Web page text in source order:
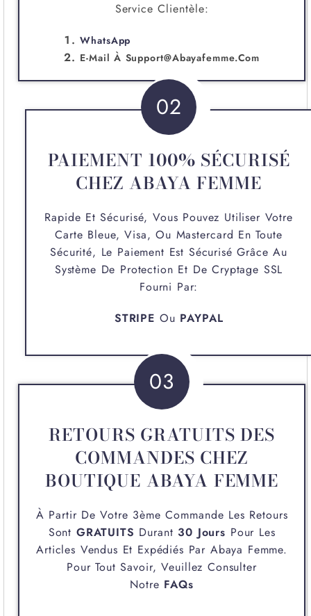
Service Clientèle:
WhatsApp
E-Mail À Support@abayafemme.com
02
PAIEMENT 100% SÉCURISÉ
CHEZ ABAYA FEMME
Rapide Et Sécurisé, Vous Pouvez Utiliser Votre
Carte Bleue, Visa, Ou Mastercard En Toute
Sécurité, Le Paiement Est Sécurisé Grâce Au
Système De Protection Et De Cryptage SSL
Fourni Par:
STRIPE Ou PAYPAL
03
RETOURS GRATUITS DES
COMMANDES CHEZ
BOUTIQUE ABAYA FEMME
À Partir De Votre 3ème Commande Les Retours
Sont GRATUITS Durant 30 Jours Pour Les
Articles Vendus Et Expédiés Par Abaya Femme.
Pour Tout Savoir, Veuillez Consulter
Notre FAQs